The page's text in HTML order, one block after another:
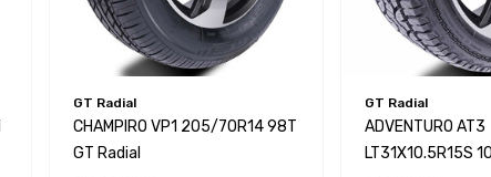
GT Radial
CHAMPIRO VP1 205/70R14 98T
GT Radial
GT Radial
ADVENTURO AT3
LT31X10.5R15S